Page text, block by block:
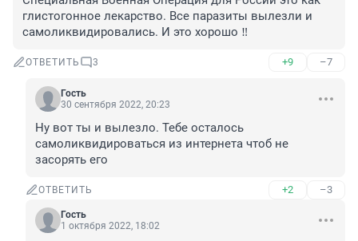
глистогонное лекарство. Все паразиты вылезли и
самоликвидировались. И это хорошо ‼️
ОТВЕТИТЬ 3 +9 –7
Гость
30 сентября 2022, 20:23
Ну вот ты и вылезло. Тебе осталось
самоликвидироваться из интернета чтоб не
засорять его
ОТВЕТИТЬ +2 –3
Гость
1 октября 2022, 18:02